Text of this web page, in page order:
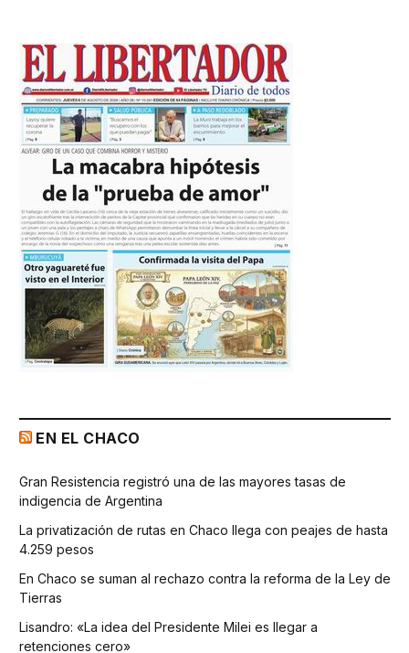
EN EL CHACO
Gran Resistencia registró una de las mayores tasas de
indigencia de Argentina
La privatización de rutas en Chaco llega con peajes de hasta
4.259 pesos
En Chaco se suman al rechazo contra la reforma de la Ley de
Tierras
Lisandro: «La idea del Presidente Milei es llegar a
retenciones cero»